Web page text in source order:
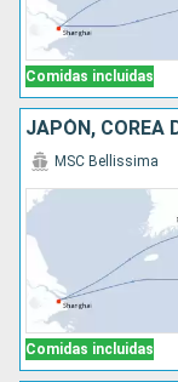
Comidas incluidas
JAPÓN, COREA
Comidas incluidas
MSC Bellissima